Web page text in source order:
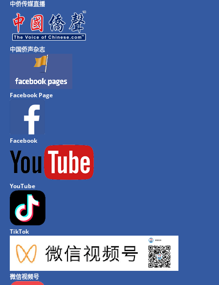
中侨传媒直播
中国侨声杂志
Facebook Page
Facebook
YouTube
TikTok
微信视频号